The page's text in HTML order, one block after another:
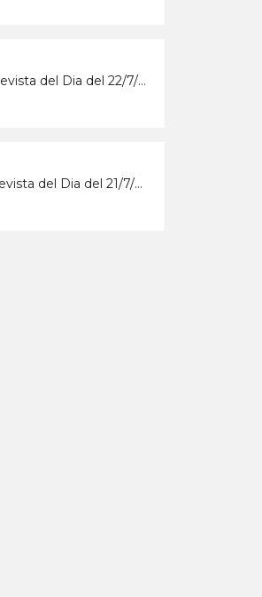
#1460 - L'Entrevista del Dia del 22/7/2026 sobre la Festa Major 2026 del Barri de Sta. Maria i el Suro
#1459 - L'Entrevista del Dia del 21/7/2026 sobrera la Festa Major 2026 del barri del Rebato d'Abrera